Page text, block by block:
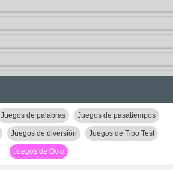
Juegos de palabras Juegos de pasatiempos
Juegos de diversión Juegos de Tipo Test
Juegos de Ocio